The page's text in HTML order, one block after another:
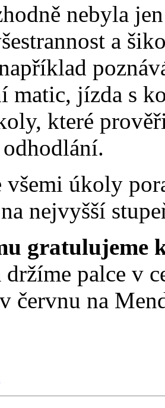
nebyla
a
matic, jízda s
které
všemi úkoly
nejvyšší
gratulujeme
držíme palce v
červnu na